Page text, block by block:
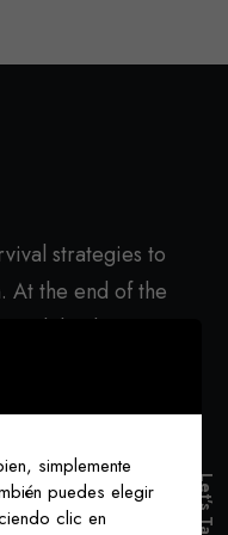
strategies to
At the end of the
that has
simplemente
puedes elegir
clic en